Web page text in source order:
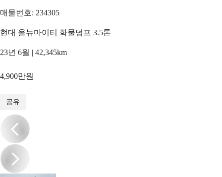
매물번호: 234305
현대 올뉴마이티 화물덤프 3.5톤
23년 6월 | 42,345km
4,900만원
공유
/13